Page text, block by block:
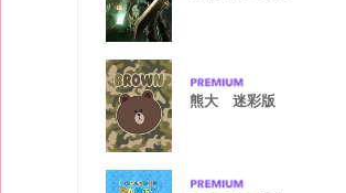
熊大 迷彩版